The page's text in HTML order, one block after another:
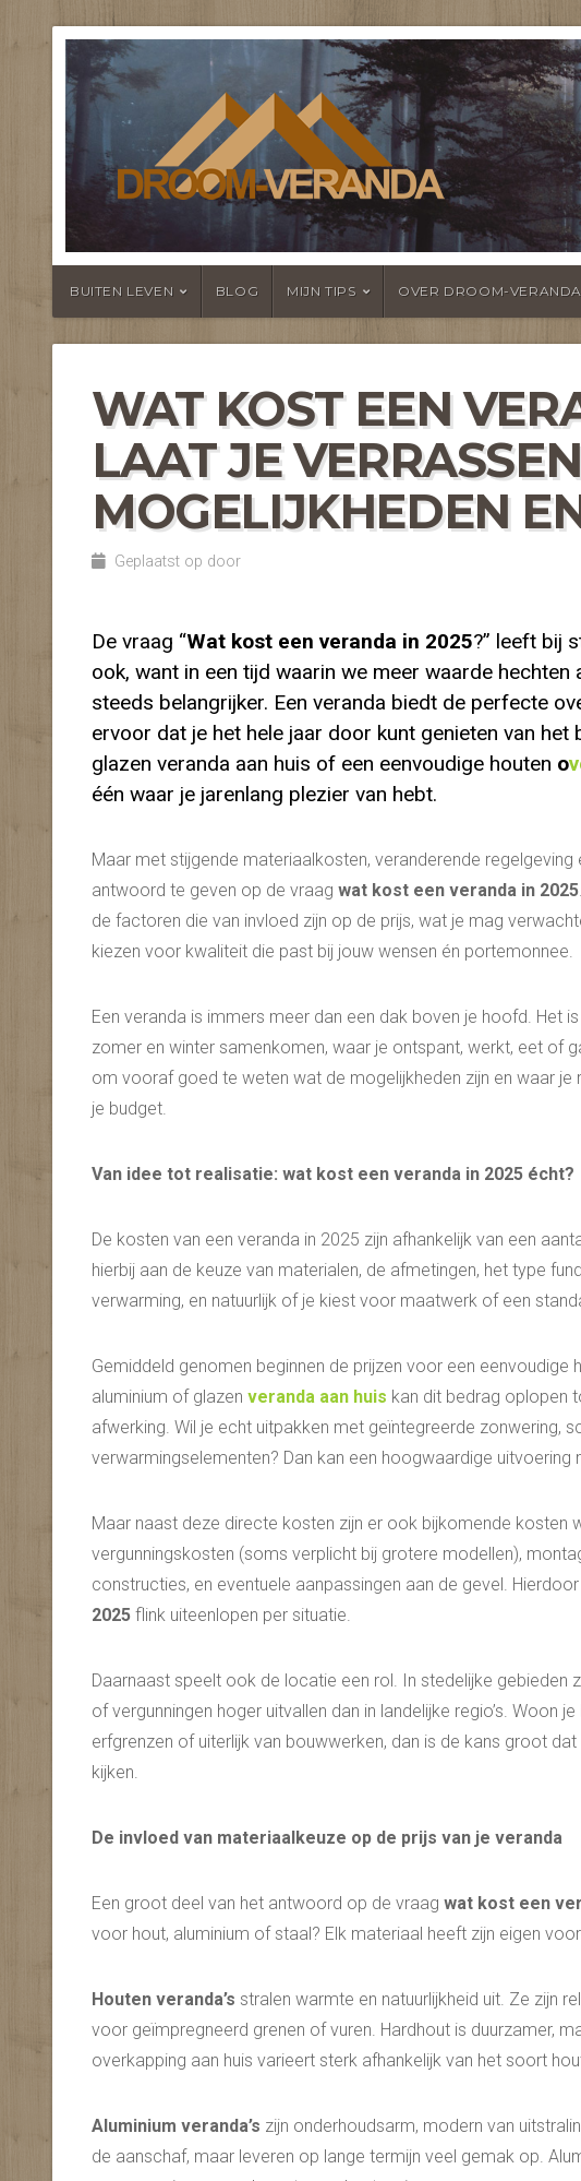
NIEUWS EN
BUITEN LEVEN BLOG MIJN TIPS OVER DROOM-VERANDA
WAT KOST EEN
LAAT JE
MOGELIJKHEDEN
Geplaatst op door
De vraag “Wat kost een veranda in 2025?” leeft bij
ook, want in een tijd waarin we meer waarde
steeds belangrijker. Een veranda biedt de perfecte
ervoor dat je het hele jaar door kunt genieten van het
glazen veranda aan huis of een eenvoudige houten o
één waar je jarenlang plezier van hebt.
Maar met stijgende materiaalkosten, veranderende
antwoord te geven op de vraag wat kost een veranda in 2025
de factoren die van invloed zijn op de prijs, wat je mag
kiezen voor kwaliteit die past bij jouw wensen én portemonnee.
Een veranda is immers meer dan een dak boven je hoofd. Het
zomer en winter samenkomen, waar je ontspant, werkt, eet of
om vooraf goed te weten wat de mogelijkheden zijn en waar je
je budget.
Van idee tot realisatie: wat kost een veranda in 2025 écht?
De kosten van een veranda in 2025 zijn afhankelijk van een
hierbij aan de keuze van materialen, de afmetingen, het type
verwarming, en natuurlijk of je kiest voor maatwerk of een
Gemiddeld genomen beginnen de prijzen voor een eenvoudige
aluminium of glazen veranda aan huis kan dit bedrag oplopen
afwerking. Wil je echt uitpakken met geïntegreerde zonwering,
verwarmingselementen? Dan kan een hoogwaardige
Maar naast deze directe kosten zijn er ook bijkomende kosten
vergunningskosten (soms verplicht bij grotere modellen),
constructies, en eventuele aanpassingen aan de gevel.
2025 flink uiteenlopen per situatie.
Daarnaast speelt ook de locatie een rol. In stedelijke gebieden
of vergunningen hoger uitvallen dan in landelijke regio’s. Woon
erfgrenzen of uiterlijk van bouwwerken, dan is de kans groot
kijken.
De invloed van materiaalkeuze op de prijs van je veranda
Een groot deel van het antwoord op de vraag wat kost een
voor hout, aluminium of staal? Elk materiaal heeft zijn eigen
Houten veranda’s stralen warmte en natuurlijkheid uit. Ze zijn
voor geïmpregneerd grenen of vuren. Hardhout is duurzamer,
overkapping aan huis varieert sterk afhankelijk van het soort
Aluminium veranda’s zijn onderhoudsarm, modern van
de aanschaf, maar leveren op lange termijn veel gemak op.